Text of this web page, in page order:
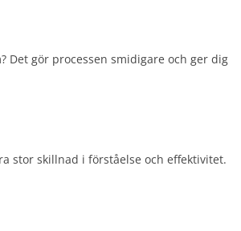
Det gör processen smidigare och ger dig
stor skillnad i förståelse och effektivitet.